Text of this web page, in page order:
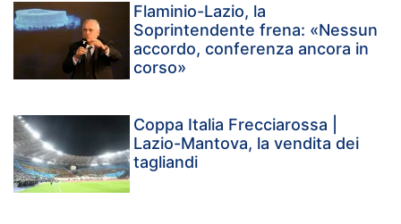
Flaminio-Lazio, la
Soprintendente frena: «Nessun
accordo, conferenza ancora in
corso»
Coppa Italia Frecciarossa |
Lazio-Mantova, la vendita dei
tagliandi